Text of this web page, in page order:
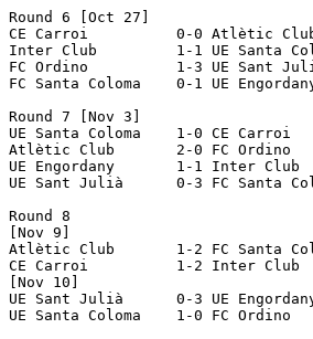
Round 6 [Oct 27]
CE Carroi          0-0
Inter Club         1-1 UE Santa
FC Ordino          1-3 UE
FC Santa Coloma    0-1 UE
Round 7 [Nov 3]
UE Santa Coloma    1-0 CE
Atlètic Club       2-0 FC
UE Engordany       1-1
UE Sant Julià      0-3 FC Santa
Round 8
[Nov 9]
Atlètic Club       1-2 FC Santa
CE Carroi          1-2 Inter
[Nov 10]
UE Sant Julià      0-3 UE
UE Santa Coloma    1-0 FC